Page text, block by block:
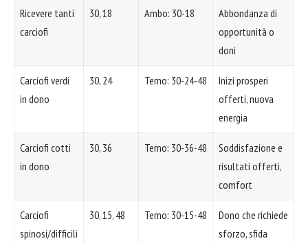
Ricevere tanti
carciofi
30, 18 Ambo: 30-18
Abbondanza di
opportunità o
doni
Carciofi verdi
in dono
30, 24 Terno: 30-24-48
Inizi prosperi
offerti, nuova
energia
Carciofi cotti
in dono
30, 36 Terno: 30-36-48
Soddisfazione e
risultati offerti,
comfort
Carciofi
spinosi/difficili
30, 15, 48 Terno: 30-15-48
Dono che richiede
sforzo, sfida